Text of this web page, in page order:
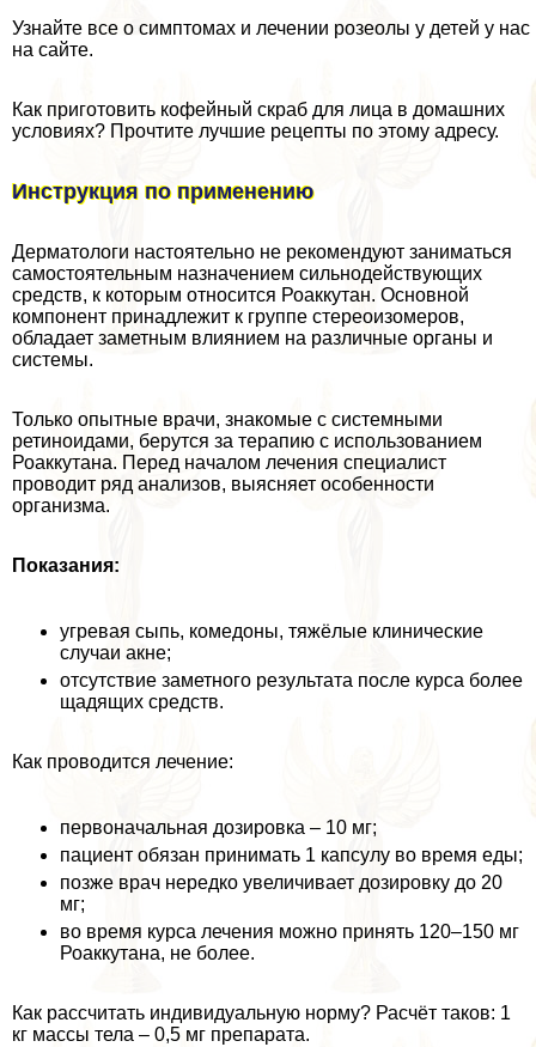
Узнайте все о симптомах и лечении розеолы у детей у нас
на сайте.
Как приготовить кофейный скраб для лица в домашних
условиях? Прочтите лучшие рецепты по этому адресу.
Инструкция по применению
Дерматологи настоятельно не рекомендуют заниматься
самостоятельным назначением сильнодействующих
средств, к которым относится Роаккутан. Основной
компонент принадлежит к группе стереоизомеров,
обладает заметным влиянием на различные органы и
системы.
Только опытные врачи, знакомые с системными
ретиноидами, берутся за терапию с использованием
Роаккутана. Перед началом лечения специалист
проводит ряд анализов, выясняет особенности
организма.
Показания:
угревая сыпь, комедоны, тяжёлые клинические
случаи акне;
отсутствие заметного результата после курса более
щадящих средств.
Как проводится лечение:
первоначальная дозировка – 10 мг;
пациент обязан принимать 1 капсулу во время еды;
позже врач нередко увеличивает дозировку до 20
мг;
во время курса лечения можно принять 120–150 мг
Роаккутана, не более.
Как рассчитать индивидуальную норму? Расчёт таков: 1
кг массы тела – 0,5 мг препарата.